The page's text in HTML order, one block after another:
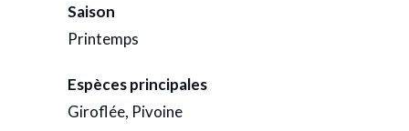
Saison
Printemps
Espèces principales
Giroflée, Pivoine